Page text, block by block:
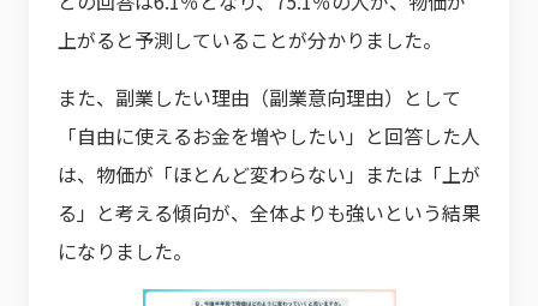
上がると予測していることが分かりました。
また、副業したい理由（副業意向理由）として
「自由に使えるお金を増やしたい」と回答した人
は、物価が「ほとんど変わらない」または「上が
る」と考える傾向が、全体よりも強いという結果
になりました。